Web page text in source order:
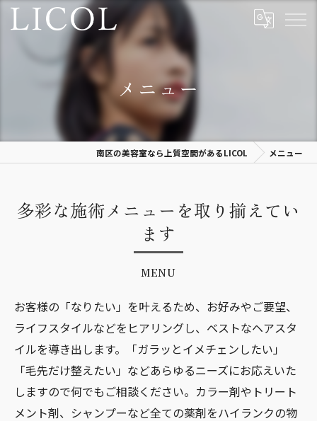
メニュー
南区の美容室なら上質空間があるLICOL メニュー
多彩な施術メニューを取り揃えてい
ます
MENU
お客様の「なりたい」を叶えるため、お好みやご要望、
ライフスタイルなどをヒアリングし、ベストなヘアスタ
イルを導き出します。「ガラッとイメチェンしたい」
「毛先だけ整えたい」などあらゆるニーズにお応えいた
しますので何でもご相談ください。カラー剤やトリート
メント剤、シャンプーなど全ての薬剤をハイランクの物